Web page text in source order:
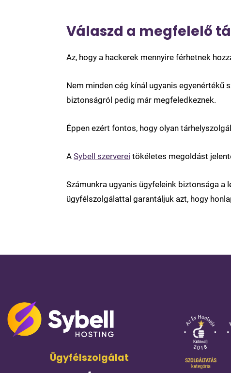
Válaszd a megfelelő
Az, hogy a hackerek mennyire férhetnek
Nem minden cég kínál ugyanis egyenértékű
biztonságról pedig már megfeledkeznek.
Éppen ezért fontos, hogy olyan
A Sybell szerverei tökéletes megoldást
Számunkra ugyanis ügyfeleink biztonsága
ügyfélszolgálattal garantáljuk azt, hogy
Ügyfélszolgálat